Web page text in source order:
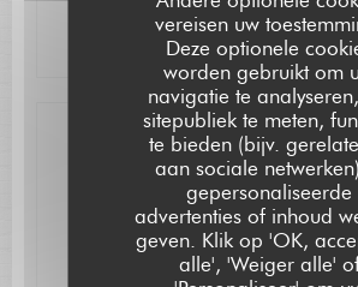
vereisen uw
Deze optionele
worden gebruikt om
navigatie te
sitepubliek te meten,
te bieden (bijv.
aan sociale
gepersonaliseerde
advertenties of inhoud
geven. Klik op 'OK,
alle', 'Weiger alle'
Nos débuts.
Neem contact met
Reserveer een tafel
L'AUBERGE SAINT